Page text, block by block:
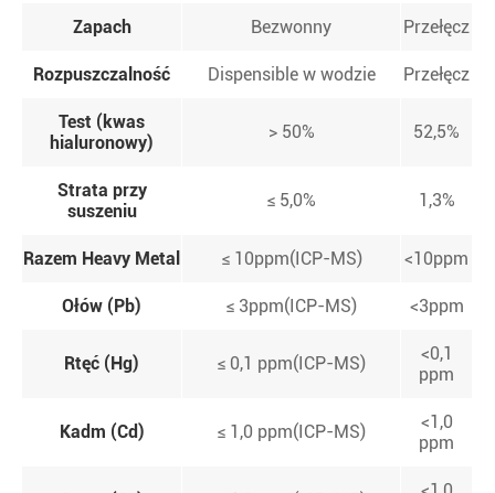
Zapach Bezwonny Przełęcz
Rozpuszczalność Dispensible w wodzie Przełęcz
Test (kwas
hialuronowy)
> 50% 52,5%
Strata przy
suszeniu
≤ 5,0% 1,3%
Razem Heavy Metal ≤ 10ppm(ICP-MS) <10ppm
Ołów (Pb) ≤ 3ppm(ICP-MS) <3ppm
Rtęć (Hg) ≤ 0,1 ppm(ICP-MS)
<0,1
ppm
Kadm (Cd) ≤ 1,0 ppm(ICP-MS)
<1,0
ppm